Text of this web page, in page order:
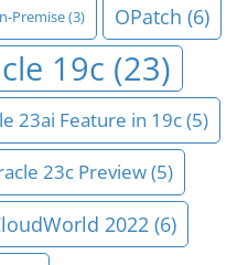
Premise(3) OPatch (6)
19c (23)
23ai Feature in 19c(5)
23c Preview(5)
2022 (6)